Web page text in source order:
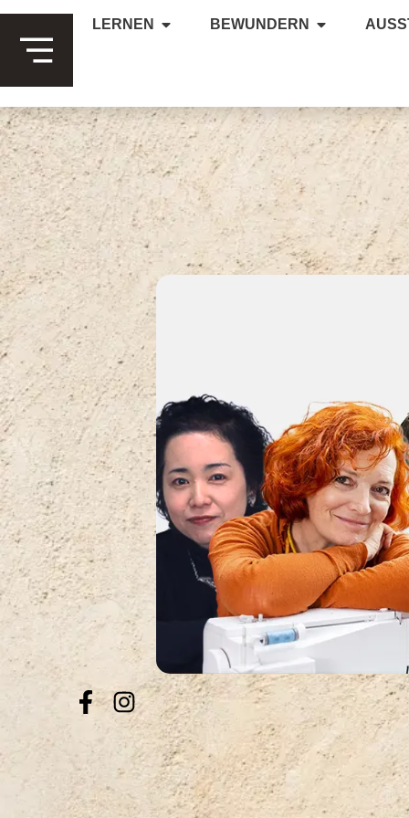
LERNEN BEWUNDERN